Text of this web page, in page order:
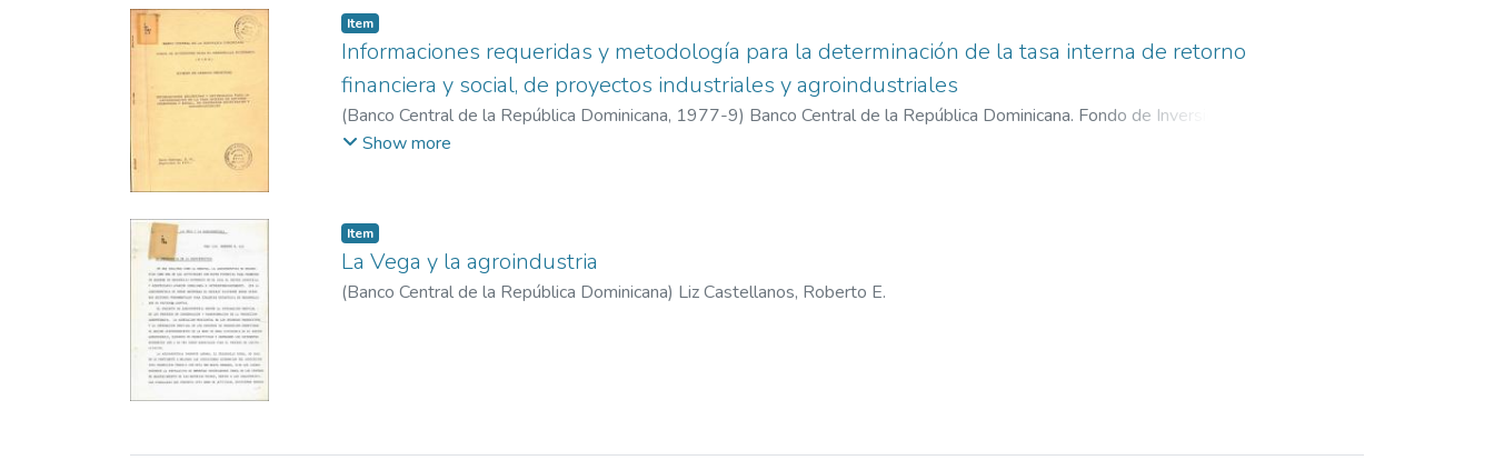
Item
Informaciones requeridas y metodología para la determinación de la tasa interna de retorno
financiera y social, de proyectos industriales y agroindustriales
(Banco Central de la República Dominicana, 1977-9) Banco Central de la República Dominicana. Fondo de Inversiones
para el Desarrollo Económico. División de Crédito Industrial
Show more
Item
La Vega y la agroindustria
(Banco Central de la República Dominicana) Liz Castellanos, Roberto E.